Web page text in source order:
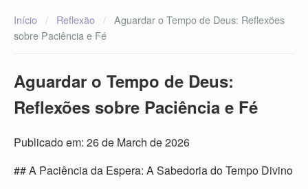
Início / Reflexão / Aguardar o Tempo de Deus: Reflexões
sobre Paciência e Fé
Aguardar o Tempo de Deus:
Reflexões sobre Paciência e Fé
Publicado em: 26 de March de 2026
## A Paciência da Espera: A Sabedoria do Tempo Divino